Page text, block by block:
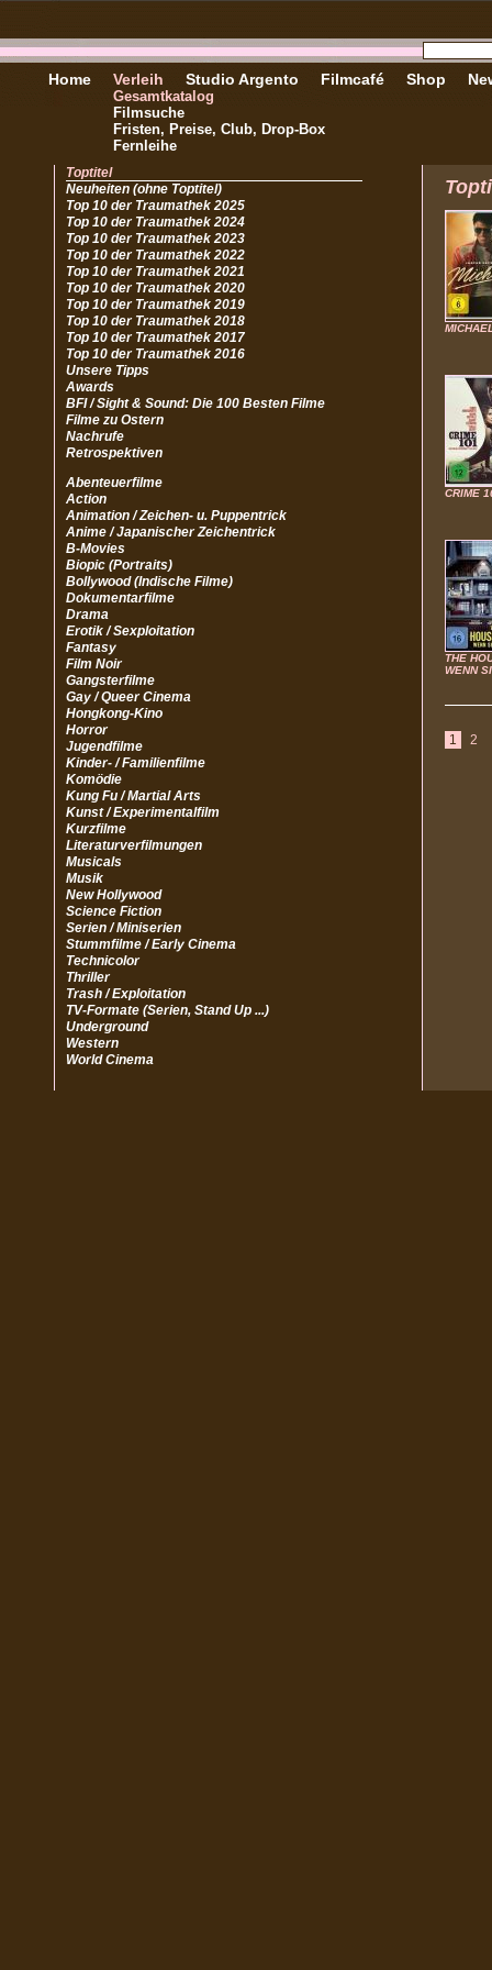
Home Verleih
Gesamtkatalog
Filmsuche
Fristen, Preise, Club, Drop-Box
Fernleihe
Studio Argento Filmcafé Shop
Toptitel
Neuheiten (ohne Toptitel)
Top 10 der Traumathek 2025
Top 10 der Traumathek 2024
Top 10 der Traumathek 2023
Top 10 der Traumathek 2022
Top 10 der Traumathek 2021
Top 10 der Traumathek 2020
Top 10 der Traumathek 2019
Top 10 der Traumathek 2018
Top 10 der Traumathek 2017
Top 10 der Traumathek 2016
Unsere Tipps
Awards
BFI / Sight & Sound: Die 100 Besten Filme
Filme zu Ostern
Nachrufe
Retrospektiven
Abenteuerfilme
Action
Animation / Zeichen- u. Puppentrick
Anime / Japanischer Zeichentrick
B-Movies
Biopic (Portraits)
Bollywood (Indische Filme)
Dokumentarfilme
Drama
Erotik / Sexploitation
Fantasy
Film Noir
Gangsterfilme
Gay / Queer Cinema
Hongkong-Kino
Horror
Jugendfilme
Kinder- / Familienfilme
Komödie
Kung Fu / Martial Arts
Kunst / Experimentalfilm
Kurzfilme
Literaturverfilmungen
Musicals
Musik
New Hollywood
Science Fiction
Serien / Miniserien
Stummfilme / Early Cinema
Technicolor
Thriller
Trash / Exploitation
TV-Formate (Serien, Stand Up ...)
Underground
Western
World Cinema
CRIME
THE
WENN
1 2